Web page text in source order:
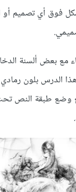
فوق أي تصميم
مع بعض ألسنة
الدرس بلون
وضع طبقة النص